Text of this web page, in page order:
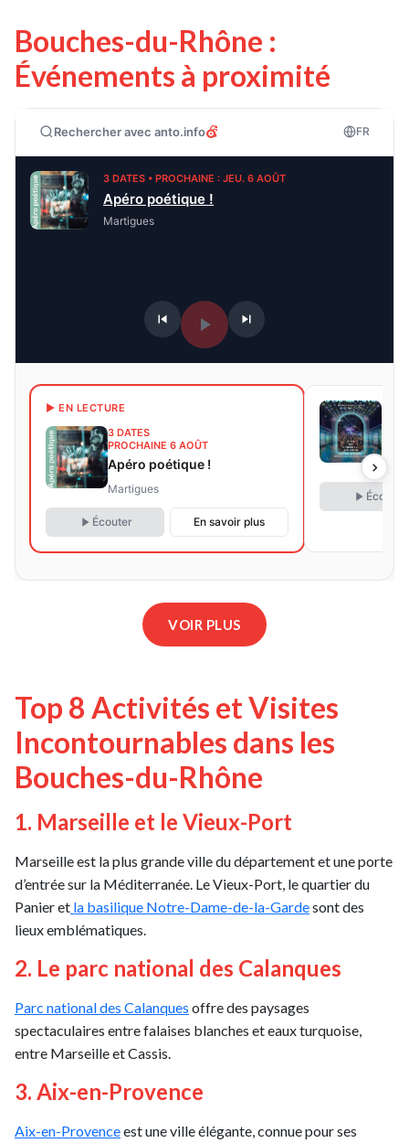
Bouches-du-Rhône :
Événements à proximité
Rechercher avec anto.info FR
3 DATES • PROCHAINE : JEU. 6 AOÛT
Apéro poétique !
Martigues
▶ EN LECTURE
3 DATES
PROCHAINE 6 AOÛT
Apéro poétique !
Martigues
Écouter En savoir plus
21
Écouter
VOIR PLUS
Top 8 Activités et Visites
Incontournables dans les
Bouches-du-Rhône
1. Marseille et le Vieux-Port
Marseille est la plus grande ville du département et une porte
d’entrée sur la Méditerranée. Le Vieux-Port, le quartier du
Panier et la basilique Notre-Dame-de-la-Gardesont des
lieux emblématiques.
2. Le parc national des Calanques
Parc national des Calanques offre des paysages
spectaculaires entre falaises blanches et eaux turquoise,
entre Marseille et Cassis.
3. Aix-en-Provence
Aix-en-Provenceest une ville élégante, connue pour ses